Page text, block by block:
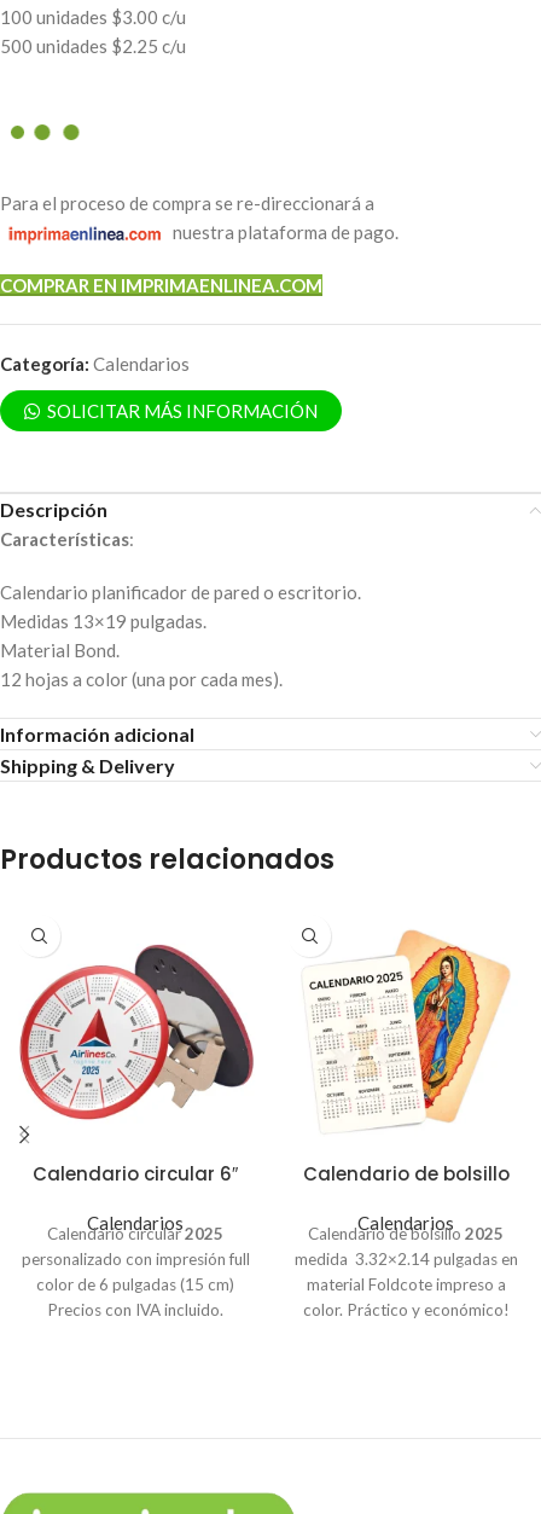
100 unidades $3.00 c/u
500 unidades $2.25 c/u
Para el proceso de compra se re-direccionará a
nuestra plataforma de pago.
COMPRAR EN IMPRIMAENLINEA.COM
Categoría: Calendarios
SOLICITAR MÁS INFORMACIÓN
Descripción
Características:
Calendario planificador de pared o escritorio.
Medidas 13×19 pulgadas.
Material Bond.
12 hojas a color (una por cada mes).
Información adicional
Shipping & Delivery
Productos relacionados
Calendario circular 6″
Calendarios
Calendario circular2025
personalizado con impresión full
color de 6 pulgadas (15 cm)
Precios con IVA incluido.
Pedido de 50 unidades – $1.05
Calendario de bolsillo
Calendarios
Calendario de bolsillo 2025
medida 3.32×2.14 pulgadas en
material Foldcote impreso a
color. Práctico y económico!
500 Unidades - $21.00